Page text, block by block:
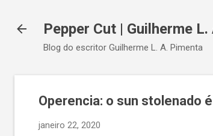
Pepper Cut | Guilherme
Blog do escritor Guilherme L. A. Pimenta
Operencia: o sun stolenado
janeiro 22, 2020